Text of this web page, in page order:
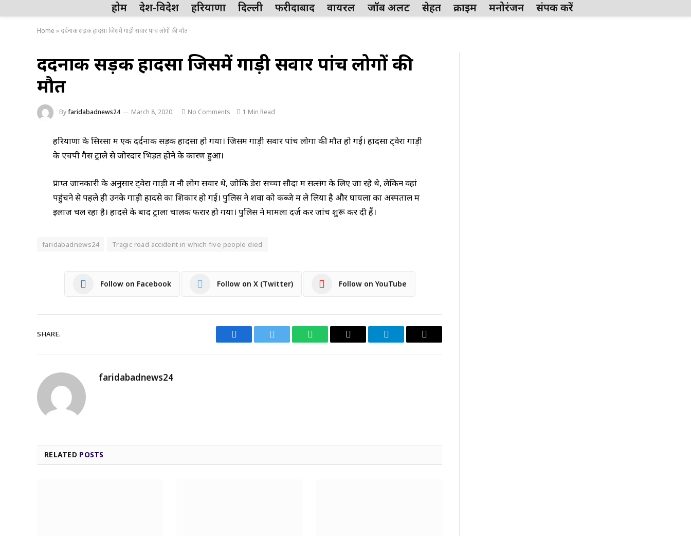
होम देश-विदेश हरियाणा दिल्ली फरीदाबाद वायरल जॉब अलर्ट सेहत क्राईम मनोरंजन संपर्क करें
Home »दर्दनाक सड़क हादसा जिसमें गाड़ी सवार पांच लोगों की मौत
दर्दनाक सड़क हादसा जिसमें गाड़ी सवार पांच लोगों की
मौत
Byfaridabadnews24 March 8, 2020 No Comments 1 Min Read
हरियाणा के सिरसा में एक दर्दनाक सड़क हादसा हो गया। जिसमें गाड़ी सवार पांच लोगों की मौत हो गई। हादसा ट्वेरा गाड़ी
के एचपी गैस ट्राले से जोरदार भिड़त होने के कारण हुआ।
प्राप्त जानकारी के अनुसार ट्वेरा गाड़ी में नौ लोग सवार थे, जोकि डेरा सच्चा सौदा में सत्संग के लिए जा रहे थे, लेकिन वहां
पहुंचने से पहले ही उनके गाड़ी हादसे का शिकार हो गई। पुलिस ने शवों को कब्जे में ले लिया है और घायलों का अस्पताल में
इलाज चल रहा है। हादसे के बाद ट्राला चालक फरार हो गया। पुलिस ने मामला दर्ज कर जांच शुरू कर दी हैं।
faridabadnews24 Tragic road accident in which five people died
Follow on Facebook Follow on X (Twitter) Follow on YouTube
SHARE.
Facebook Twitter WhatsAppEmail Telegram Copy
faridabadnews24
RELATED POSTS